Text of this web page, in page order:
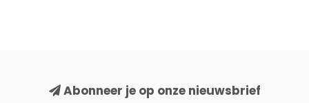
Abonneer je op onze nieuwsbrief